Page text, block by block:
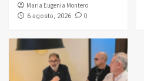
Maria Eugenia Montero
6 agosto, 2026 0